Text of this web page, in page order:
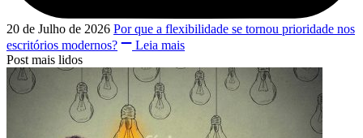
20 de Julho de 2026 Por que a flexibilidade se tornou prioridade nos
escritórios modernos?
Leia mais
Post mais lidos